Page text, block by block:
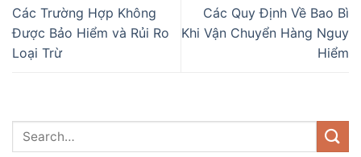
Các Trường Hợp Không
Được Bảo Hiểm và Rủi Ro
Loại Trừ
Các Quy Định Về Bao Bì
Khi Vận Chuyển Hàng Nguy
Hiểm